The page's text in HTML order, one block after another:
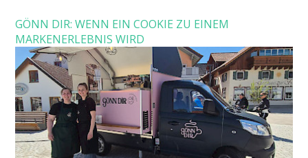
GÖNN DIR: WENN EIN COOKIE ZU EINEM
MARKENERLEBNIS WIRD